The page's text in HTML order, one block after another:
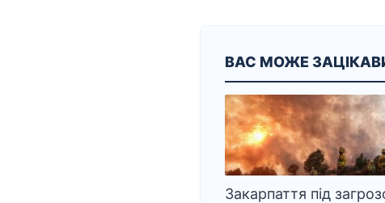
ВАС МОЖЕ
Закарпаття під